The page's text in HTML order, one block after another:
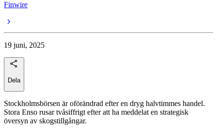
Finwire
19 juni, 2025
Dela
Stockholmsbörsen är oförändrad efter en dryg halvtimmes handel.
Stora Enso rusar tvåsiffrigt efter att ha meddelat en strategisk
översyn av skogstillgångar.